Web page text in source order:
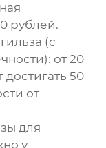
рублей.
(с
от 20
50
от
для
у